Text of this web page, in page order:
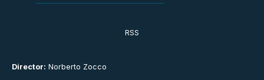
Director: Norberto Zocco
RSS